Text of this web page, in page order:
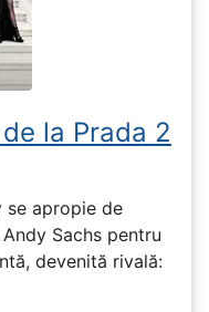
la Prada 2
se apropie de
Sachs pentru
devenită rivală: